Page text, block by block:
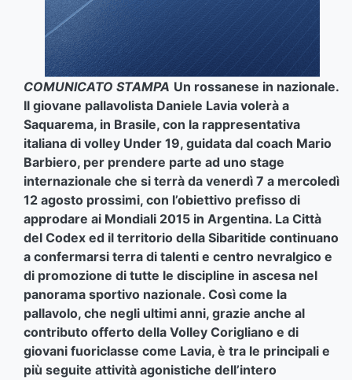
COMUNICATO STAMPA Un rossanese in nazionale.
Il giovane pallavolista Daniele Lavia volerà a
Saquarema, in Brasile, con la rappresentativa
italiana di volley Under 19, guidata dal coach Mario
Barbiero, per prendere parte ad uno stage
internazionale che si terrà da venerdì 7 a mercoledì
12 agosto prossimi, con l’obiettivo prefisso di
approdare ai Mondiali 2015 in Argentina. La Città
del Codex ed il territorio della Sibaritide continuano
a confermarsi terra di talenti e centro nevralgico e
di promozione di tutte le discipline in ascesa nel
panorama sportivo nazionale. Così come la
pallavolo, che negli ultimi anni, grazie anche al
contributo offerto della Volley Corigliano e di
giovani fuoriclasse come Lavia, è tra le principali e
più seguite attività agonistiche dell’intero